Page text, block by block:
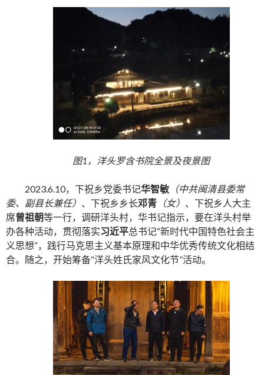
图1，洋头罗含书院全景及夜景图
2023.6.10，下祝乡党委书记华智敏 （中共闽清县委常
委、副县长兼任） 、下祝乡乡长邓青 （女） 、下祝乡人大主
席曾祖朝等一行，调研洋头村，华书记指示，要在洋头村举
办各种活动，贯彻落实习近平总书记“新时代中国特色社会主
义思想”，践行马克思主义基本原理和中华优秀传统文化相结
合。随之，开始筹备“洋头姓氏家风文化节”活动。